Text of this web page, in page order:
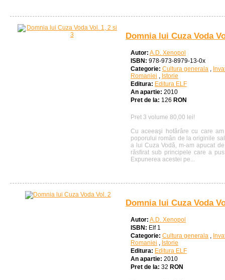
Domnia lui Cuza Voda
Autor: A.D. Xenopol
ISBN: 978-973-8979-13-0x
Categorie: Cultura generala ,
Romaniei , Istorie
Editura: Editura ELF
An apartie: 2010
Pret de la: 126 RON
Pret 3 volume 80,00 lei!
Cu aceeaşi hotărâre cu care
poporului român de la originile
a lui Cuza Vodă, m-am apucat
răsfirat sub principele care a
Expunerea acestei pe...
Domnia lui Cuza Voda
Autor: A.D. Xenopol
ISBN: Elf 1
Categorie: Cultura generala ,
Romaniei , Istorie
Editura: Editura ELF
An apartie: 2010
Pret de la: 32 RON